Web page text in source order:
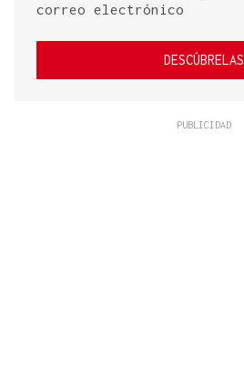
correo electrónico
DESCÚBRELAS